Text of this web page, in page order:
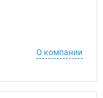
О компании